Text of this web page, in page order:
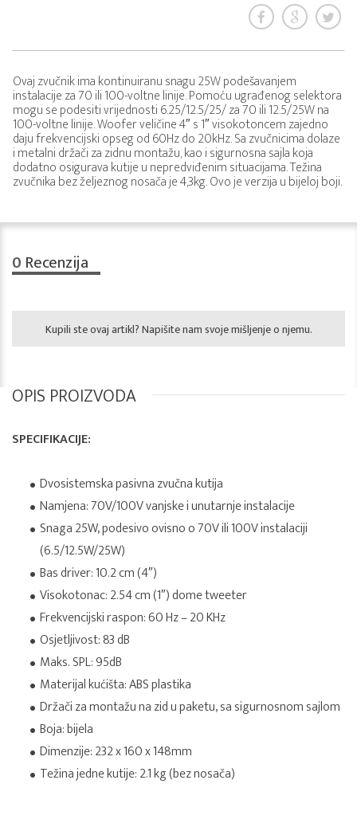
Ovaj zvučnik ima kontinuiranu snagu 25W podešavanjem
instalacije za 70 ili 100-voltne linije. Pomoću ugrađenog selektora
mogu se podesiti vrijednosti 6.25/12.5/25/ za 70 ili 12.5/25W na
100-voltne linije. Woofer veličine 4″ s 1″ visokotoncem zajedno
daju frekvencijski opseg od 60Hz do 20kHz. Sa zvučnicima dolaze
i metalni držači za zidnu montažu, kao i sigurnosna sajla koja
dodatno osigurava kutije u nepredviđenim situacijama. Težina
zvučnika bez željeznog nosača je 4,3kg. Ovo je verzija u bijeloj boji.
0 Recenzija
Kupili ste ovaj artikl? Napišite nam svoje mišljenje o njemu.
OPIS PROIZVODA
SPECIFIKACIJE:
Dvosistemska pasivna zvučna kutija
Namjena: 70V/100V vanjske i unutarnje instalacije
Snaga 25W, podesivo ovisno o 70V ili 100V instalaciji
(6.5/12.5W/25W)
Bas driver: 10.2 cm (4″)
Visokotonac: 2.54 cm (1″) dome tweeter
Frekvencijski raspon: 60 Hz – 20 KHz
Osjetljivost: 83 dB
Maks. SPL: 95dB
Materijal kućišta: ABS plastika
Držači za montažu na zid u paketu, sa sigurnosnom sajlom
Boja: bijela
Dimenzije: 232 x 160 x 148mm
Težina jedne kutije: 2.1 kg (bez nosača)